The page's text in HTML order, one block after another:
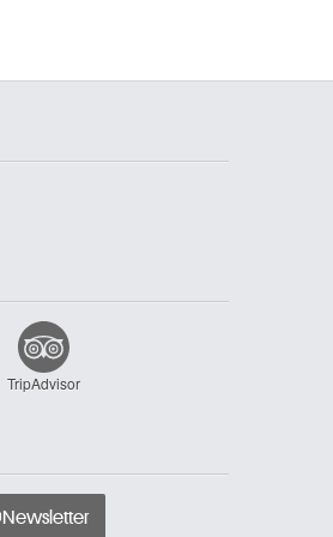
TripAdvisor
Newsletter